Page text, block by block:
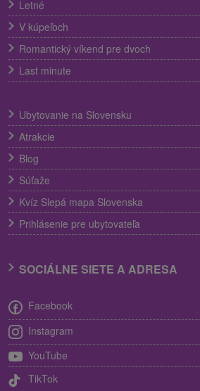
Letné
V kúpeľoch
Romantický víkend pre dvoch
Last minute
Ubytovanie na Slovensku
Atrakcie
Blog
Súťaže
Kvíz Slepá mapa Slovenska
Prihlásenie pre ubytovateľa
SOCIÁLNE SIETE A ADRESA
Facebook
Instagram
YouTube
TikTok